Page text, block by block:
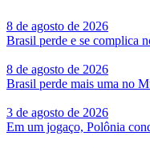
8 de agosto de 2026
Brasil perde e se complica
8 de agosto de 2026
Brasil perde mais uma no
3 de agosto de 2026
Em um jogaço, Polônia